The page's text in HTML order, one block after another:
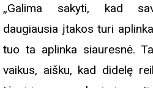
„Galima sakyti, kad
daugiausia įtakos turi
tuo ta aplinka siauresnė.
vaikus, aišku, kad didelę